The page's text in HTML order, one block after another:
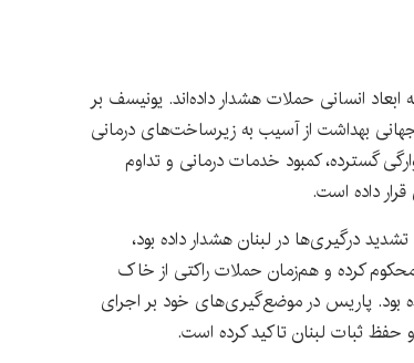
انسانی حملات هشدار داده‌اند. یونیسف بر
جهانی بهداشت از آسیب به زیرساخت‌های درمانی
گسترده، کمبود خدمات درمانی و تداوم
داده است.
درگیری‌ها در لبنان هشدار داده بود،
کرده و هم‌زمان حملات راکتی از خاک
بود. پاریس در موضع‌گیری‌های خود بر اجرای